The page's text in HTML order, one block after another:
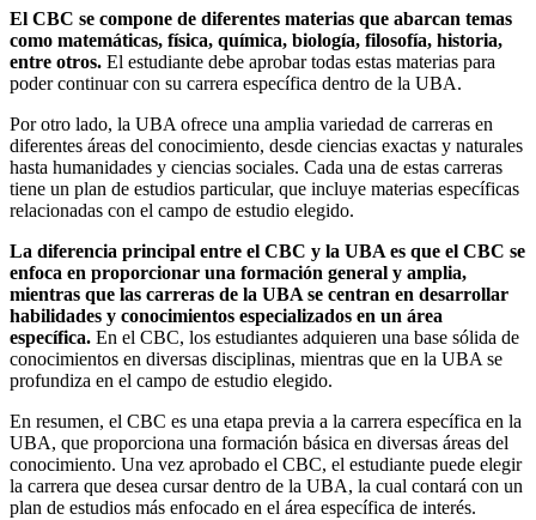
El CBC se compone de diferentes materias que abarcan temas
como matemáticas, física, química, biología, filosofía, historia,
entre otros. El estudiante debe aprobar todas estas materias para
poder continuar con su carrera específica dentro de la UBA.
Por otro lado, la UBA ofrece una amplia variedad de carreras en
diferentes áreas del conocimiento, desde ciencias exactas y naturales
hasta humanidades y ciencias sociales. Cada una de estas carreras
tiene un plan de estudios particular, que incluye materias específicas
relacionadas con el campo de estudio elegido.
La diferencia principal entre el CBC y la UBA es que el CBC se
enfoca en proporcionar una formación general y amplia,
mientras que las carreras de la UBA se centran en desarrollar
habilidades y conocimientos especializados en un área
específica. En el CBC, los estudiantes adquieren una base sólida de
conocimientos en diversas disciplinas, mientras que en la UBA se
profundiza en el campo de estudio elegido.
En resumen, el CBC es una etapa previa a la carrera específica en la
UBA, que proporciona una formación básica en diversas áreas del
conocimiento. Una vez aprobado el CBC, el estudiante puede elegir
la carrera que desea cursar dentro de la UBA, la cual contará con un
plan de estudios más enfocado en el área específica de interés.